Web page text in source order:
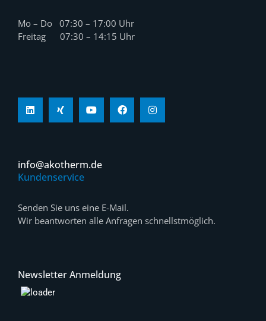
Mo – Do 07:30 – 17:00 Uhr
Freitag 07:30 – 14:15 Uhr
info@akotherm.de
Kundenservice
Senden Sie uns eine E-Mail.
Wir beantworten alle Anfragen schnellstmöglich.
Newsletter Anmeldung